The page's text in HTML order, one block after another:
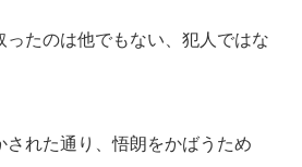
ったのは他でもない、犯人ではな
された通り、悟朗をかばうため